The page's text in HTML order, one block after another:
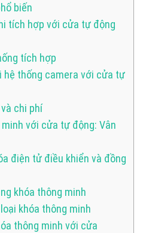
biến
tích hợp với cửa tự động
tích hợp
hệ thống camera với cửa tự
chi phí
với cửa tự động: Vân
điện tử điều khiển và đồng
khóa thông minh
khóa thông minh
thông minh với cửa